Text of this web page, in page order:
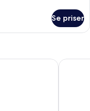
Se priser
Catalina